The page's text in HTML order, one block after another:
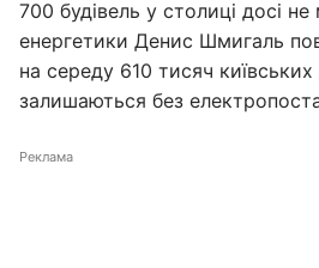
700 будівель у столиці досі
енергетики Денис Шмигаль
на середу 610 тисяч
залишаються без
Реклама